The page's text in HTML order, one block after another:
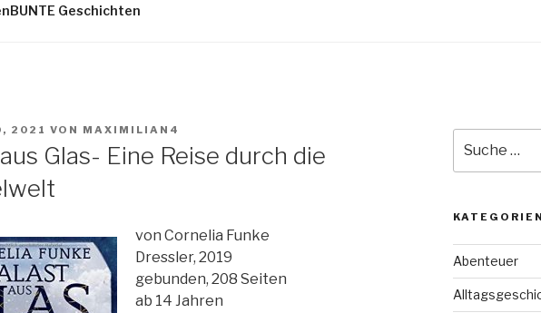
Geschichten
2021 VON MAXIMILIAN4
Glas- Eine Reise durch die
von Cornelia Funke
Dressler, 2019
gebunden, 208 Seiten
ab 14 Jahren
nach:
KATEGORIEN
Abenteuer